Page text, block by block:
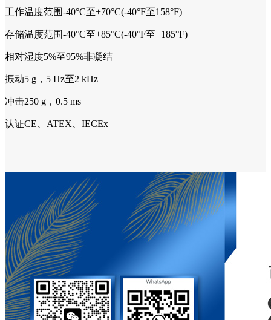
工作温度范围-40°C至+70°C(-40°F至158°F)
存储温度范围-40°C至+85°C(-40°F至+185°F)
相对湿度5%至95%非凝结
振动5 g，5 Hz至2 kHz
冲击250 g，0.5 ms
认证CE、ATEX、IECEx